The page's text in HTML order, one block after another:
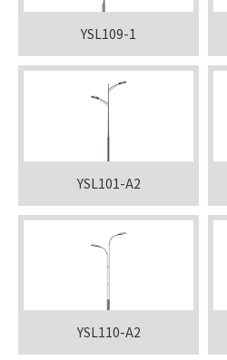
YSL109-1
YSL101-A2
YSL110-A2